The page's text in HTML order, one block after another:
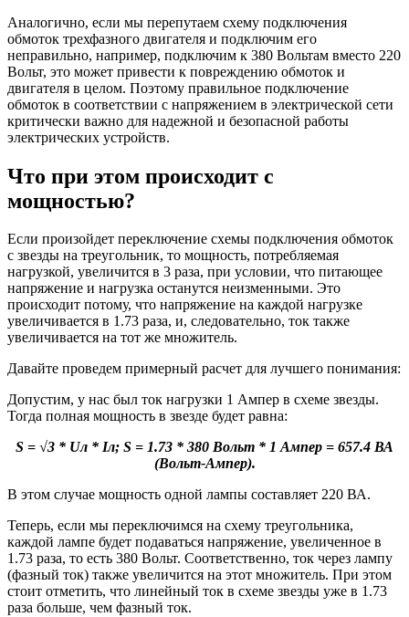
Аналогично, если мы перепутаем схему подключения
обмоток трехфазного двигателя и подключим его
неправильно, например, подключим к 380 Вольтам вместо 220
Вольт, это может привести к повреждению обмоток и
двигателя в целом. Поэтому правильное подключение
обмоток в соответствии с напряжением в электрической сети
критически важно для надежной и безопасной работы
электрических устройств.
Что при этом происходит с
мощностью?
Если произойдет переключение схемы подключения обмоток
с звезды на треугольник, то мощность, потребляемая
нагрузкой, увеличится в 3 раза, при условии, что питающее
напряжение и нагрузка останутся неизменными. Это
происходит потому, что напряжение на каждой нагрузке
увеличивается в 1.73 раза, и, следовательно, ток также
увеличивается на тот же множитель.
Давайте проведем примерный расчет для лучшего понимания:
Допустим, у нас был ток нагрузки 1 Ампер в схеме звезды.
Тогда полная мощность в звезде будет равна:
S = √3 * Uл * Iл; S = 1.73 * 380 Вольт * 1 Ампер = 657.4 ВА
(Вольт-Ампер).
В этом случае мощность одной лампы составляет 220 ВА.
Теперь, если мы переключимся на схему треугольника,
каждой лампе будет подаваться напряжение, увеличенное в
1.73 раза, то есть 380 Вольт. Соответственно, ток через лампу
(фазный ток) также увеличится на этот множитель. При этом
стоит отметить, что линейный ток в схеме звезды уже в 1.73
раза больше, чем фазный ток.